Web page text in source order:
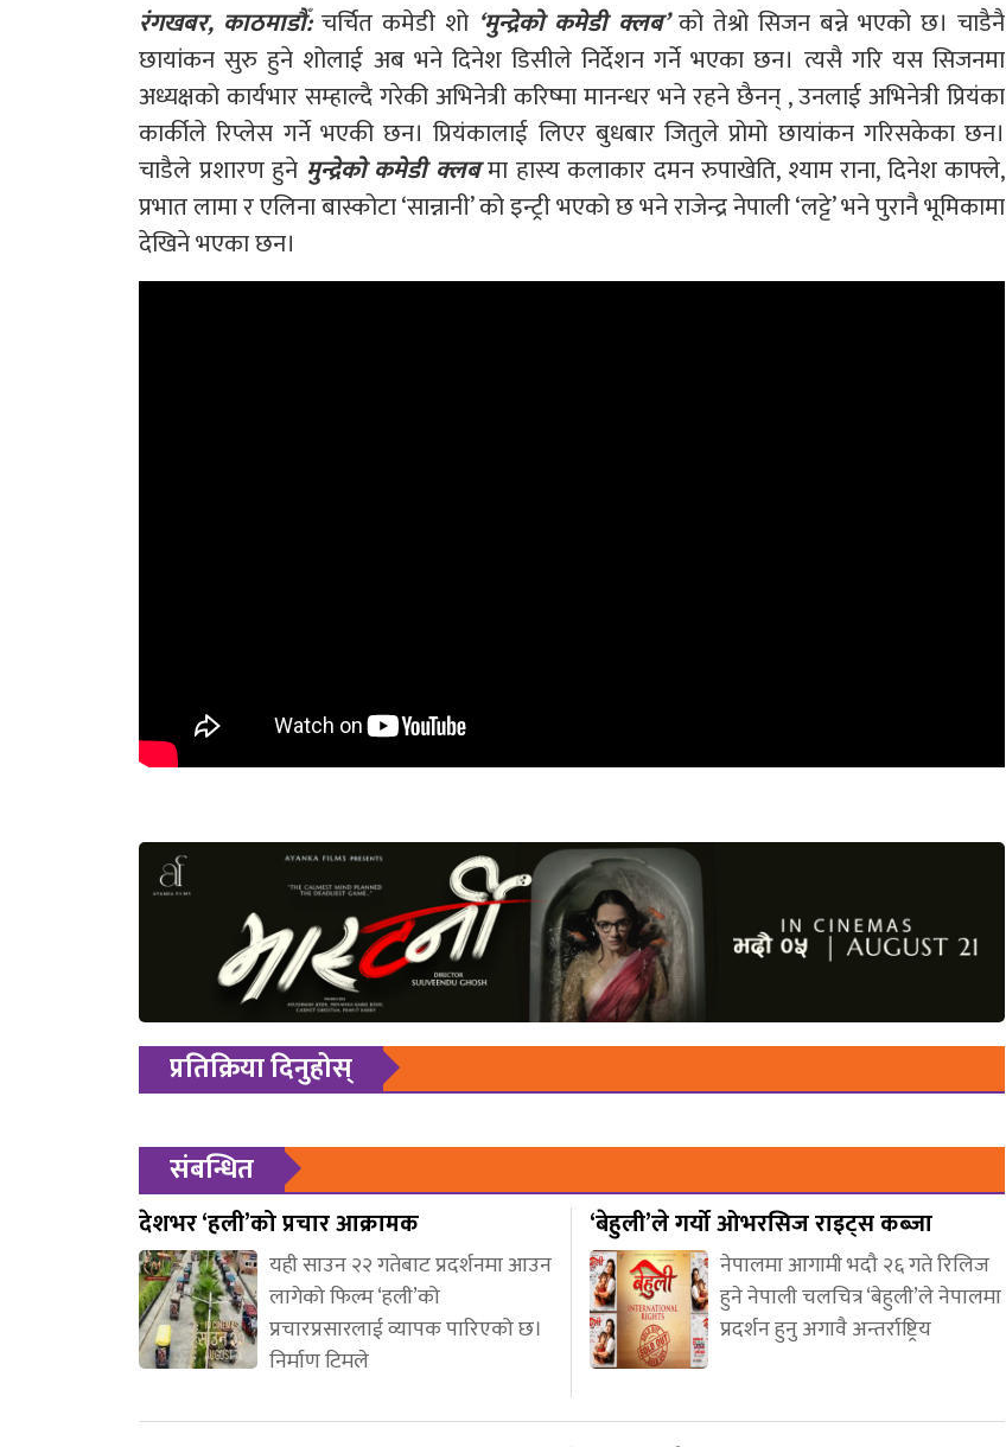
रंगखबर, काठमाडौँ: चर्चित कमेडी शो ‘मुन्द्रेको कमेडी क्लब’ को तेश्रो सिजन बन्ने भएको छ। चाडैनै
छायांकन सुरु हुने शोलाई अब भने दिनेश डिसीले निर्देशन गर्ने भएका छन। त्यसै गरि यस सिजनमा
अध्यक्षको कार्यभार सम्हाल्दै गरेकी अभिनेत्री करिष्मा मानन्धर भने रहने छैनन् , उनलाई अभिनेत्री प्रियंका
कार्कीले रिप्लेस गर्ने भएकी छन। प्रियंकालाई लिएर बुधबार जितुले प्रोमो छायांकन गरिसकेका छन।
चाडैले प्रशारण हुने मुन्द्रेको कमेडी क्लबमा हास्य कलाकार दमन रुपाखेति, श्याम राना, दिनेश काफ्ले,
प्रभात लामा र एलिना बास्कोटा ‘सान्नानी’ को इन्ट्री भएको छ भने राजेन्द्र नेपाली ‘लट्टे’ भने पुरानै भूमिकामा
देखिने भएका छन।
प्रतिक्रिया दिनुहोस्
संबन्धित
देशभर ‘हली’को प्रचार आक्रामक
यही साउन २२ गतेबाट प्रदर्शनमा आउन
लागेको फिल्म ‘हली’को
प्रचारप्रसारलाई व्यापक पारिएको छ।
निर्माण टिमले
‘बेहुली’ले गर्यो ओभरसिज राइट्स कब्जा
नेपालमा आगामी भदौ २६ गते रिलिज
हुने नेपाली चलचित्र ‘बेहुली’ले नेपालमा
प्रदर्शन हुनु अगावै अन्तर्राष्ट्रिय